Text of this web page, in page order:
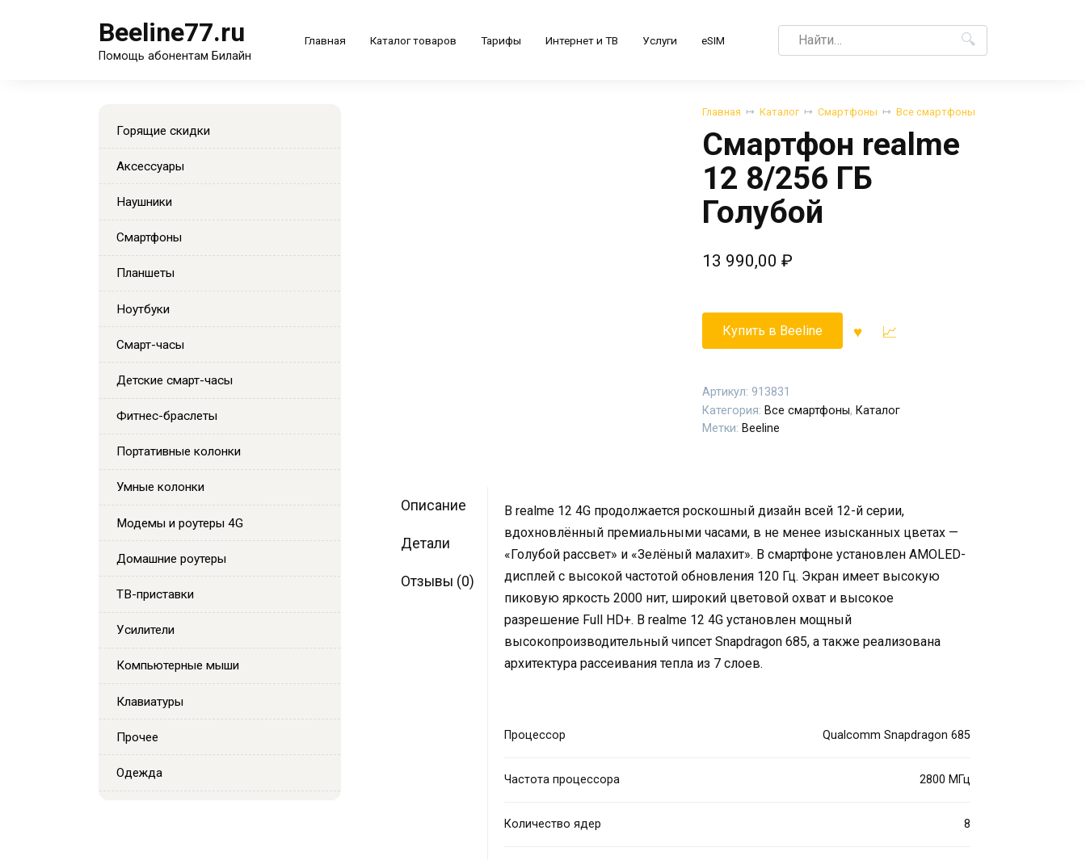
Beeline77.ru
Помощь абонентам Билайн
Главная Каталог товаров Тарифы Интернет и ТВ Услуги eSIM
Search
for:
Главная Каталог Смартфоны Все смартфоны
Смартфон realme
12 8/256 ГБ
Голубой
13 990,00 ₽
Купить в Beeline
Артикул: 913831
Категория: Все смартфоны, Каталог
Метки: Beeline
Описание
Детали
Отзывы (0)
В realme 12 4G продолжается роскошный дизайн всей 12-й серии,
вдохновлённый премиальными часами, в не менее изысканных цветах —
«Голубой рассвет» и «Зелёный малахит». В смартфоне установлен AMOLED-
дисплей с высокой частотой обновления 120 Гц. Экран имеет высокую
пиковую яркость 2000 нит, широкий цветовой охват и высокое
разрешение Full HD+. В realme 12 4G установлен мощный
высокопроизводительный чипсет Snapdragon 685, а также реализована
архитектура рассеивания тепла из 7 слоев.
Процессор Qualcomm Snapdragon 685
Частота процессора 2800 МГц
Количество ядер 8
Горящие скидки
Аксессуары
Наушники
Смартфоны
Планшеты
Ноутбуки
Смарт-часы
Детские смарт-часы
Фитнес-браслеты
Портативные колонки
Умные колонки
Модемы и роутеры 4G
Домашние роутеры
ТВ-приставки
Усилители
Компьютерные мыши
Клавиатуры
Прочее
Одежда